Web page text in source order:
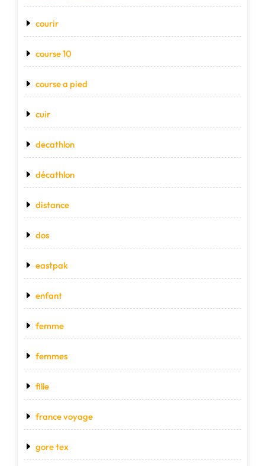
courir
course 10
course a pied
cuir
decathlon
décathlon
distance
dos
eastpak
enfant
femme
femmes
fille
france voyage
gore tex